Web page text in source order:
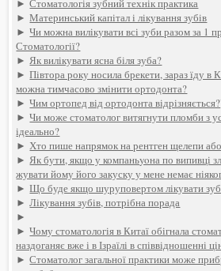
►Стоматологія зубний технік практика
►Материнський капітал і лікування зубів
►Чи можна вилікувати всі зуби разом за 1
Стоматології?
►Як вилікувати ясна біля зуба?
►Півтора року носила брекети, зараз їду в
можна тимчасово змінити ортодонта?
►Чим ортопед від ортодонта
►Чи може стоматолог витягнути пломби з
ідеально?
►Хто пише напрямок на рентген щелепи
►Як бути, якщо у компаньyoна по випивці
жувати йому його закуску у мене немає
►Що буде якщо шуруповертом лікувати
►Лікування зубів, потрібна порада
►
►Чому стоматологія в Китаї обігнала
наздоганяє вже і в Ізраїлі в співвідношенні
►Стоматолог загальної практики може